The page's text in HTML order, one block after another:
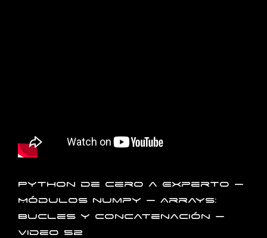
Python de Cero a Experto –
Módulos numpy – Arrays:
Bucles y concatenación –
Video 52